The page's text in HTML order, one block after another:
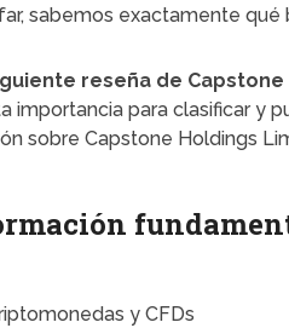
sabemos exactamente qué
reseña de
para clasificar y
sobre Capstone Holdings
y CFDs